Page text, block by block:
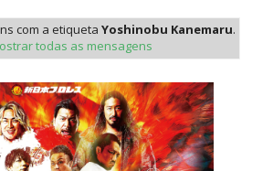
2026: WWE esteve perto
de Brie Bella após
com a etiqueta Yoshinobu Kanemaru.
todas as mensagens